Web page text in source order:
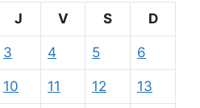
J V S D
3 4 5 6
10 11 12 13